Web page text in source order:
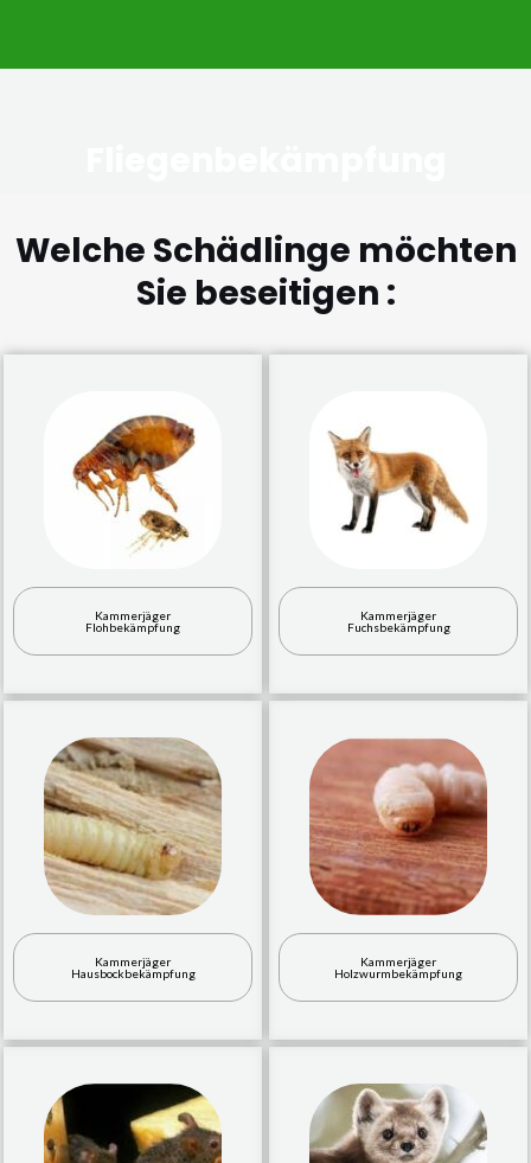
Welche Schädlinge möchten
Sie beseitigen :
Kammerjäger
Flohbekämpfung
Kammerjäger
Fuchsbekämpfung
Kammerjäger
Hausbockbekämpfung
Kammerjäger
Holzwurmbekämpfung